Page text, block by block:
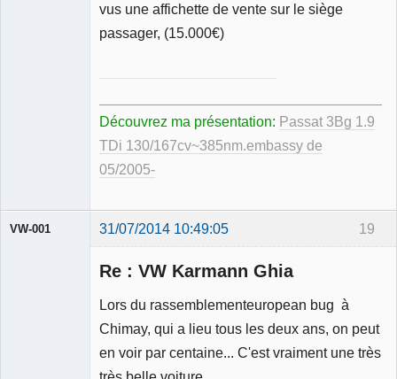
vus une affichette de vente sur le siège
passager, (15.000€)
Découvrez ma présentation: Passat 3Bg 1.9
TDi 130/167cv~385nm.embassy de
05/2005-
19
VW-001 31/07/2014 10:49:05
Re : VW Karmann Ghia
Lors du rassemblementeuropean bug à
Chimay, qui a lieu tous les deux ans, on peut
en voir par centaine... C'est vraiment une très